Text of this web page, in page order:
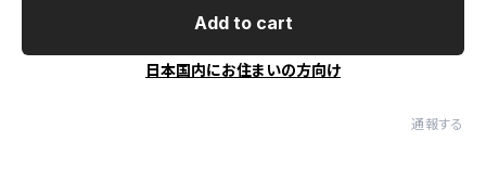
Add to cart
日本国内にお住まいの方向け
通報する